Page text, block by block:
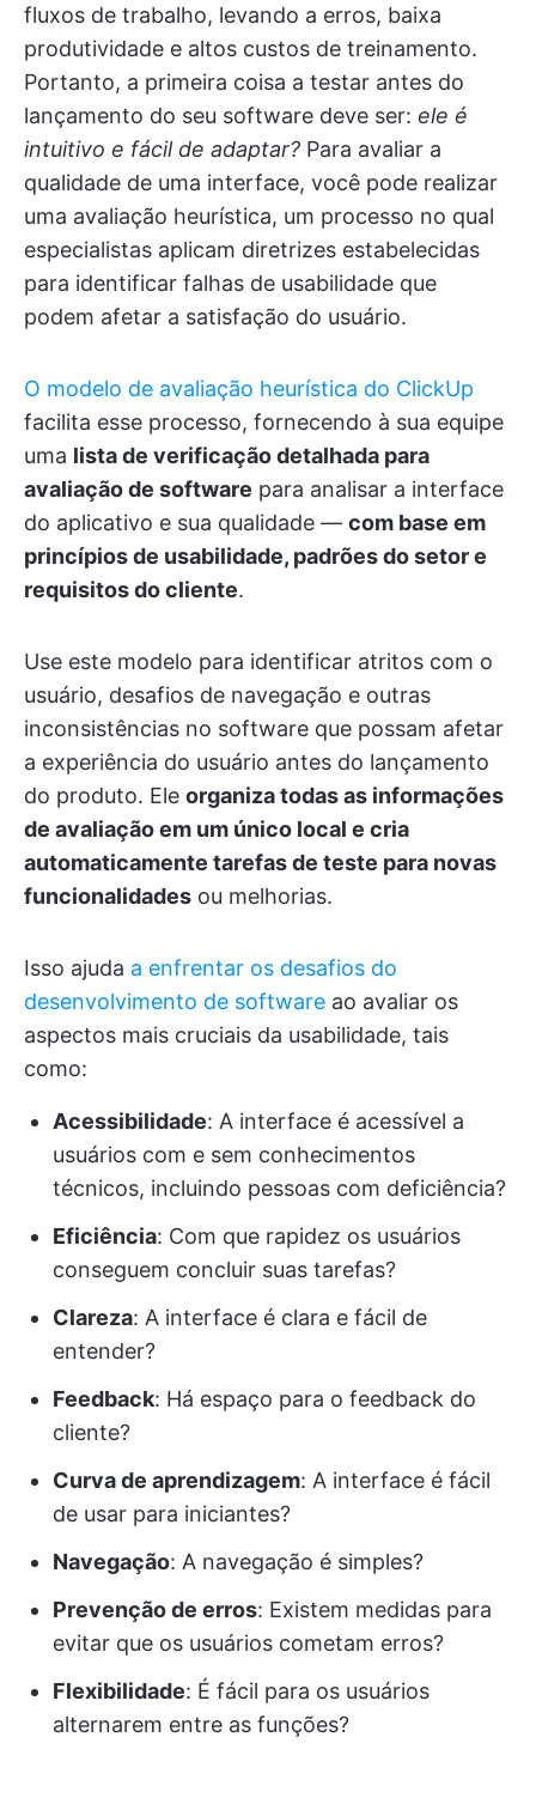
fluxos de trabalho, levando a erros, baixa
produtividade e altos custos de treinamento.
Portanto, a primeira coisa a testar antes do
lançamento do seu software deve ser: ele é
intuitivo e fácil de adaptar? Para avaliar a
qualidade de uma interface, você pode realizar
uma avaliação heurística, um processo no qual
especialistas aplicam diretrizes estabelecidas
para identificar falhas de usabilidade que
podem afetar a satisfação do usuário.
O modelo de avaliação heurística do ClickUp
facilita esse processo, fornecendo à sua equipe
uma lista de verificação detalhada para
avaliação de software para analisar a interface
do aplicativo e sua qualidade — com base em
princípios de usabilidade, padrões do setor e
requisitos do cliente.
Use este modelo para identificar atritos com o
usuário, desafios de navegação e outras
inconsistências no software que possam afetar
a experiência do usuário antes do lançamento
do produto. Ele organiza todas as informações
de avaliação em um único local e cria
automaticamente tarefas de teste para novas
funcionalidades ou melhorias.
Isso ajuda a enfrentar os desafios do
desenvolvimento de software ao avaliar os
aspectos mais cruciais da usabilidade, tais
como:
Acessibilidade: A interface é acessível a
usuários com e sem conhecimentos
técnicos, incluindo pessoas com deficiência?
Eficiência: Com que rapidez os usuários
conseguem concluir suas tarefas?
Clareza: A interface é clara e fácil de
entender?
Feedback: Há espaço para o feedback do
cliente?
Curva de aprendizagem: A interface é fácil
de usar para iniciantes?
Navegação: A navegação é simples?
Prevenção de erros: Existem medidas para
evitar que os usuários cometam erros?
Flexibilidade: É fácil para os usuários
alternarem entre as funções?